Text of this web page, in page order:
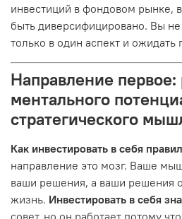
инвестиций в фондовом рынке,
быть диверсифицировано. Вы
только в один аспект и
Направление первое:
ментального
стратегического
Как инвестировать в себя
направление это мозг. Ваше
ваши решения, а ваши решения
жизнь. Инвестировать в себя